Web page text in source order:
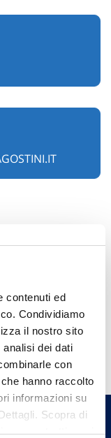
contenuti ed
Condividiamo
il nostro sito
dei dati
con
hanno raccolto
informazioni su
Scopra di
e come trattiamo i
e parla con